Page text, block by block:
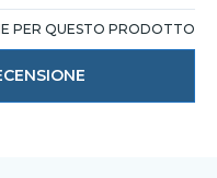
PER QUESTO PRODOTTO